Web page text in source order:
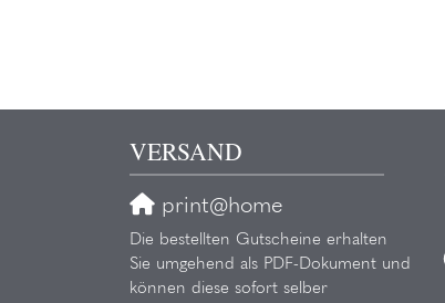
VERSAND
print@home
Die bestellten Gutscheine erhalten
Sie umgehend als PDF-Dokument und
können diese sofort selber